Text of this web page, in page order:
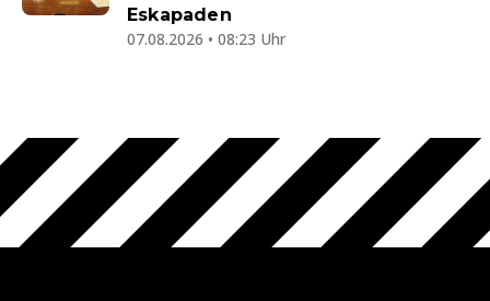
Eskapaden
07.08.2026 • 08:23 Uhr